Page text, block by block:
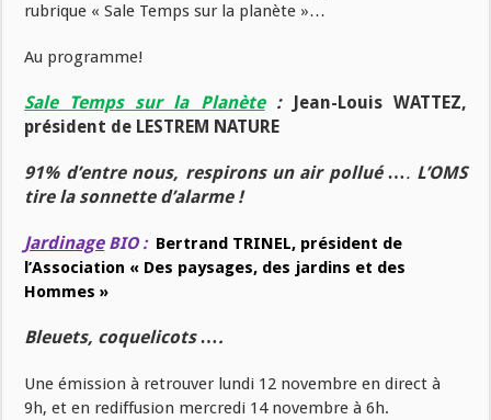
rubrique « Sale Temps sur la planète »…
Au programme!
Sale Temps sur la Planète: Jean-Louis WATTEZ,
président de LESTREM NATURE
91% d’entre nous, respirons un air pollué …. L’OMS
tire la sonnette d’alarme !
JardinageBIO : Bertrand TRINEL, président de
l’Association « Des paysages, des jardins et des
Hommes »
Bleuets, coquelicots ….
Une émission à retrouver lundi 12 novembre en direct à
9h, et en rediffusion mercredi 14 novembre à 6h.